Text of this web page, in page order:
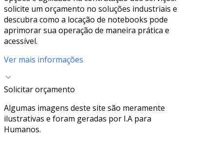
solicite um orçamento no soluções industriais e
descubra como a locação de notebooks pode
aprimorar sua operação de maneira prática e
acessível.
Ver mais informações
Solicitar orçamento
Algumas imagens deste site são meramente
ilustrativas e foram geradas por I.A para
Humanos.